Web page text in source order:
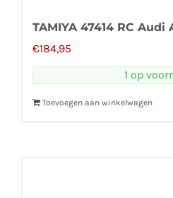
TAMIYA 47414 RC Audi
€184,95
1 op
Toevoegen aan winkelwagen